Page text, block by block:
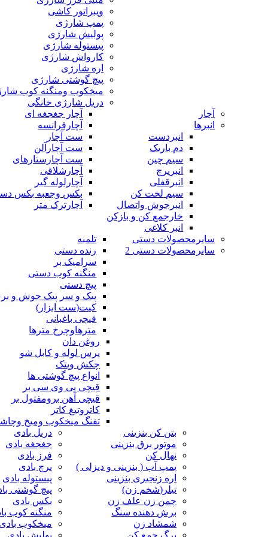
ویبراتور کاشی
پمپ شارژی
پولیش شارژی
پیستوله شارژی
کارواش شارژی
اره شارژی
پیچ گوشتی شارژی
میخکوب ومنگنه کوب
دریل شارژی خانگی
آچار
آچار جغجغه ای
آچارفرانسه
ست آچار
ست آچارآلن
ست آچارستارهای
آچارشلاقی
آچارلوله گیر
بکس وجعبه بکس
آچارترک متر
انبرها
انبردست
دم باریک
سیم چین
انبرپرچ
انبرقفلی
سیم لخت کن
انبرجوش واتصال
خارجمع کن و بازکن
انبر کلاغی
سایرمحصولات دستی
تلمبه
رنده دستی
سرامیک بر
منگنه کوب دستی
پیچ دستی
پیک و سر پیک جوش و
کیت(ست ابزار)
قیچی باغبانی
مترهاوچرخ مترها
سایرمحصولات دستی 2
روغن دان
پرس لوله و کابل شو
چکش وپتک
انواع پیچ گوشتی ها
قیچی پی وی سی بر
قیچی آهن برومفتول بر
کاتروتیغ کاتر
تفنگ میخکوب ومیخ
دریل بادی
جغجغه بادی
فرز بادی
پرچ بادی
پیستوله بادی
پیچ گوشتی
بکس بادی
منگنه کوب
میخکوب بادی
پولیش بادی
بتن کن بنزینی
موتور برق بنزینی
نهال کن
پمپ آب ( بنزینی و دیزلی )
اره زنجیری بنزینی
تیلر(شخم زن)
چمن زن علف زن
برش دهنده سنگ
شمشاد زن
برگ جمع کن